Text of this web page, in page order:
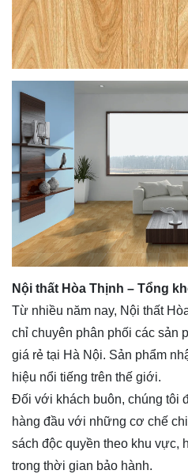
Nội thất Hòa Thịnh – Tổng
Từ nhiều năm nay, Nội thất
chỉ chuyên phân phối các sản
giá rẻ tại Hà Nội. Sản phẩm
hiệu nổi tiếng trên thế giới.
Đối với khách buôn, chúng tôi
hàng đầu với những cơ chế
sách độc quyền theo khu vực,
trong thời gian bảo hành.